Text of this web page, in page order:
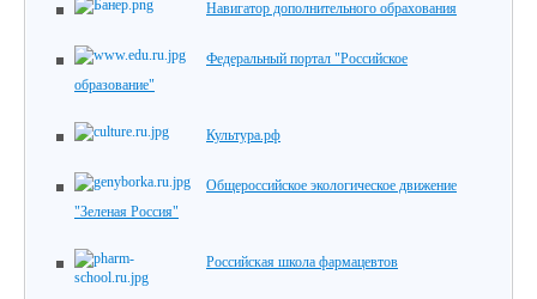
Навигатор дополнительного обрахования
Федеральный портал "Российское
образование"
Культура.рф
Общероссийское экологическое движение
"Зеленая Россия"
Российская школа фармацевтов